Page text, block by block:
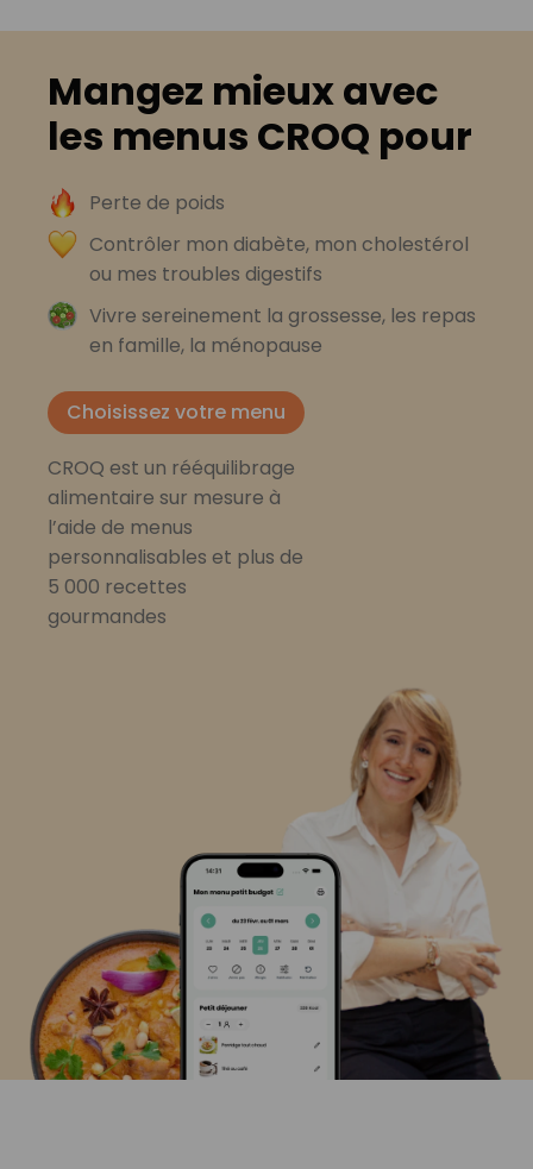
Mangez mieux avec
les menus CROQ pour
Perte de poids
Contrôler mon diabète, mon cholestérol
ou mes troubles digestifs
Vivre sereinement la grossesse, les repas
en famille, la ménopause
Choisissez votre menu
CROQ est un rééquilibrage
alimentaire sur mesure à
l’aide de menus
personnalisables et plus de
5 000 recettes
gourmandes